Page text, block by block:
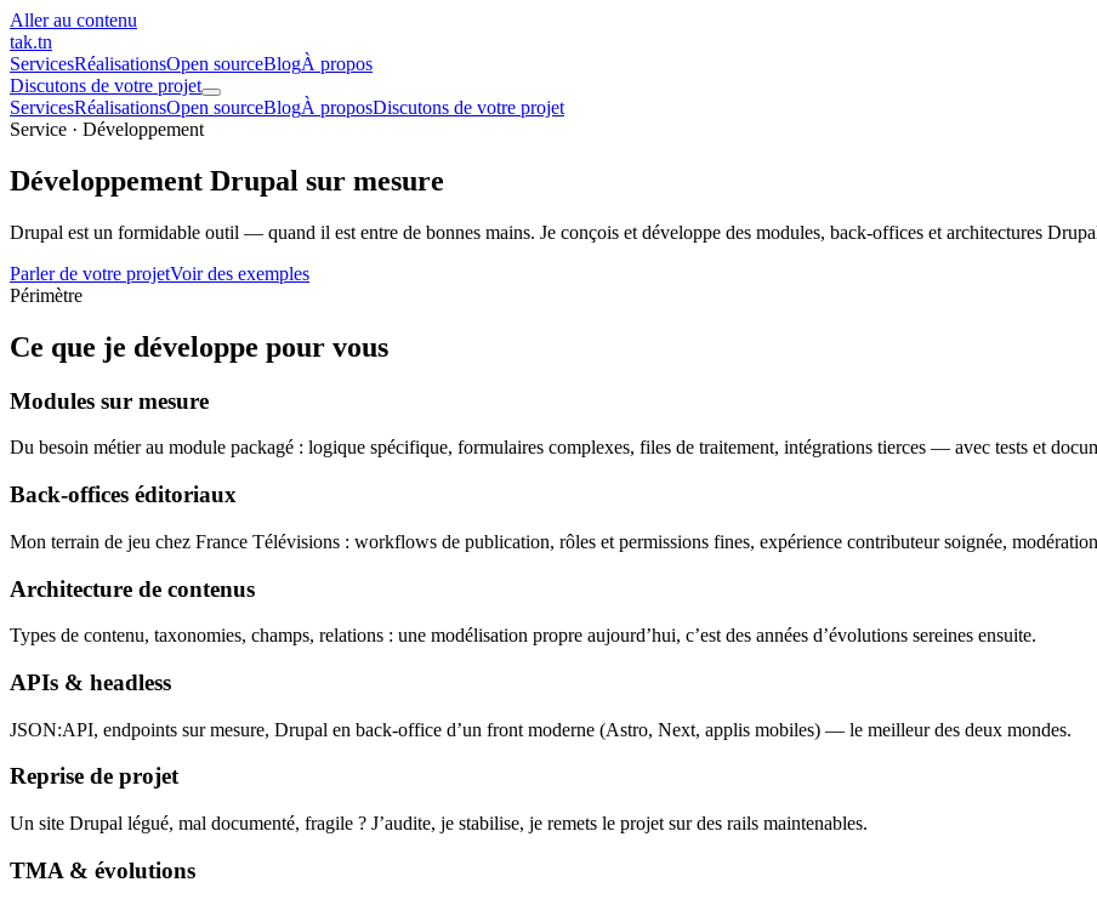
Aller au contenu
tak.tn
ServicesRéalisationsOpen sourceBlogÀ propos
Discutons de votre projet
ServicesRéalisationsOpen sourceBlogÀ proposDiscutons de votre projet
Service · Développement
Développement Drupal sur mesure
Drupal est un formidable outil — quand il est entre de bonnes mains. Je conçois et développe des modules, back-offices et architectures
Parler de votre projetVoir des exemples
Périmètre
Ce que je développe pour vous
Modules sur mesure
Du besoin métier au module packagé : logique spécifique, formulaires complexes, files de traitement, intégrations tierces — avec tests et
Back-offices éditoriaux
Mon terrain de jeu chez France Télévisions : workflows de publication, rôles et permissions fines, expérience contributeur soignée,
Architecture de contenus
Types de contenu, taxonomies, champs, relations : une modélisation propre aujourd’hui, c’est des années d’évolutions sereines ensuite.
APIs & headless
JSON:API, endpoints sur mesure, Drupal en back-office d’un front moderne (Astro, Next, applis mobiles) — le meilleur des deux mondes.
Reprise de projet
Un site Drupal légué, mal documenté, fragile ? J’audite, je stabilise, je remets le projet sur des rails maintenables.
TMA & évolutions